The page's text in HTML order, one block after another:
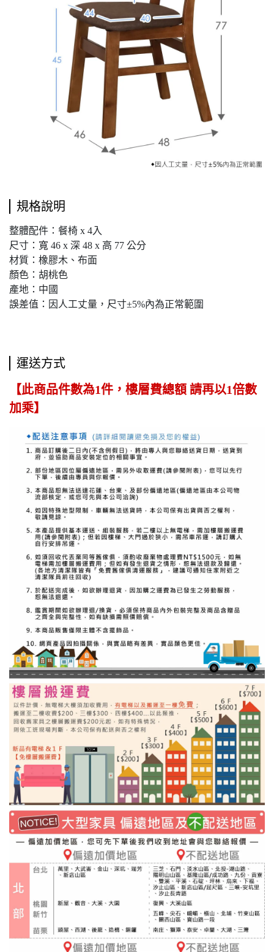
規格說明
整體配件：餐椅 x 4入
尺寸：寬 46 x 深 48 x 高 77 公分
材質：橡膠木、布面
顏色：胡桃色
產地：中國
誤差值：因人工丈量，尺寸±5%內為正常範圍
運送方式
【此商品件數為1件，樓層費總額 請再以1倍數
加乘】